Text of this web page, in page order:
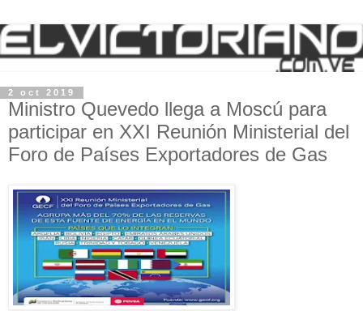
2 oct 2019
Ministro Quevedo llega a Moscú para
participar en XXI Reunión Ministerial del
Foro de Países Exportadores de Gas